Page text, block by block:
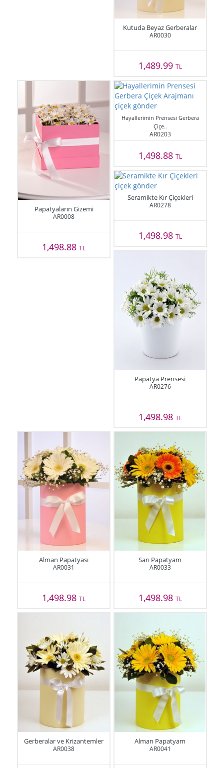
Kutuda Beyaz Gerberalar
AR0030
1,489.99 TL
Papatyaların Gizemi
AR0008
1,498.88TL
Hayallerimin Prensesi Gerbera
Çiçe..
AR0203
1,498.88 TL
Seramikte Kır Çiçekleri
AR0278
1,498.98 TL
Papatya Prensesi
AR0276
1,498.98 TL
Alman Papatyası
AR0031
1,498.98TL
Sarı Papatyam
AR0033
1,498.98 TL
Gerberalar ve Krizantemler
AR0038
Alman Papatyam
AR0041